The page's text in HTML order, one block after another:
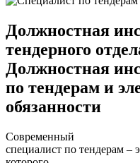
Должностная
тендерного
Должностная
по тендерам и
обязанности
Современный
специалист по тендерам –